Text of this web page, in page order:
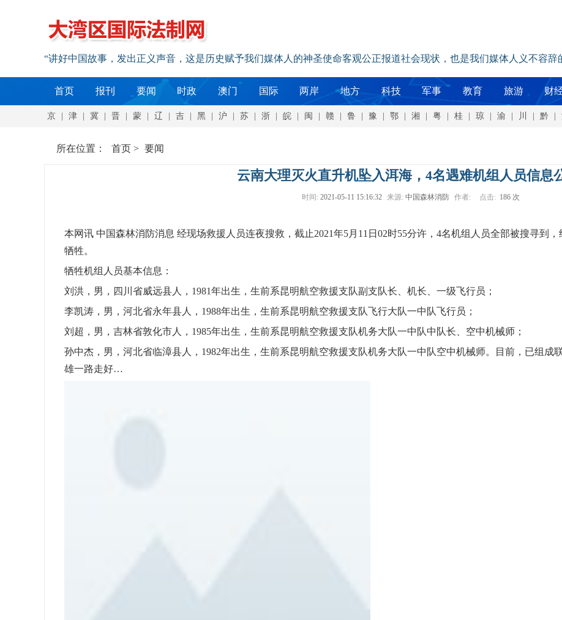
“讲好中国故事，发出正义声音，这是历史赋予我们媒体人的神圣使命客观公正报道社会现状，也是我们媒体人义不容辞
首页 报刊 要闻 时政 澳门 国际 两岸 地方 科技 军事 教育 旅游 财
京 津 冀 晋 蒙 辽 吉 黑 沪 苏 浙 皖 闽 赣 鲁 豫 鄂 湘 粤 桂 琼 渝 川 黔
所在位置： 首页 > 要闻
云南大理灭火直升机坠入洱海，4名遇难机组人员信息
时间: 2021-05-11 15:16:32 来源: 中国森林消防 作者: 点击: 186 次
本网讯 中国森林消防消息 经现场救援人员连夜搜救，截止2021年5月11日02时55分许，4名机组人员全部被搜寻到
牺牲。
牺牲机组人员基本信息：
刘洪，男，四川省威远县人，1981年出生，生前系昆明航空救援支队副支队长、机长、一级飞行员；
李凯涛，男，河北省永年县人，1988年出生，生前系昆明航空救援支队飞行大队一中队飞行员；
刘超，男，吉林省敦化市人，1985年出生，生前系昆明航空救援支队机务大队一中队中队长、空中机械师；
孙中杰，男，河北省临漳县人，1982年出生，生前系昆明航空救援支队机务大队一中队空中机械师。目前，已组成
雄一路走好…